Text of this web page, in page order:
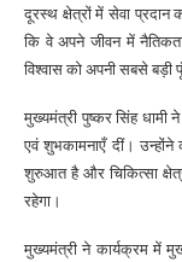
दूरस्थ क्षेत्रों में सेवा
कि वे अपने जीवन में
विश्वास को अपनी सबसे बड़ी
मुख्यमंत्री पुष्कर सिंह धामी
एवं शुभकामनाएँ दीं। उन्होंने
शुरुआत है और चिकित्सा क्षेत्र
रहेगा।
मुख्यमंत्री ने कार्यक्रम में